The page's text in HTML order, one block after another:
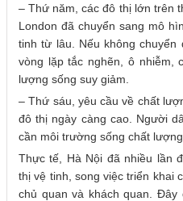
– Thứ năm, các đô thị lớn trên
London đã chuyển sang mô
tinh từ lâu. Nếu không
vòng lặp tắc nghẽn, ô nhiễm,
lượng sống suy giảm.
– Thứ sáu, yêu cầu về chất
đô thị ngày càng cao. Người
cần môi trường sống chất
Thực tế, Hà Nội đã nhiều lần
thị vệ tinh, song việc triển khai
chủ quan và khách quan. Đây